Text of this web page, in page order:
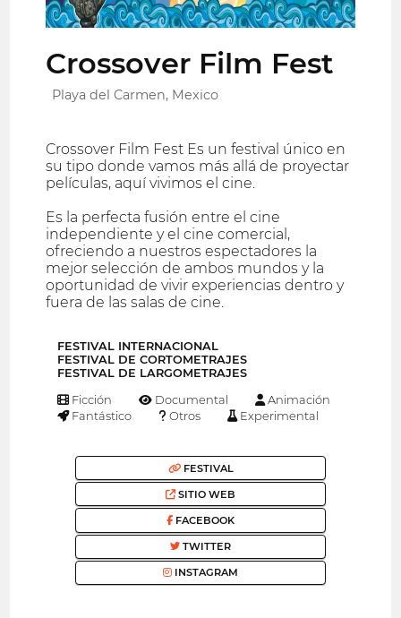
Crossover Film Fest
Playa del Carmen, Mexico
Crossover Film Fest Es un festival único en
su tipo donde vamos más allá de proyectar
películas, aquí vivimos el cine.
Es la perfecta fusión entre el cine
independiente y el cine comercial,
ofreciendo a nuestros espectadores la
mejor selección de ambos mundos y la
oportunidad de vivir experiencias dentro y
fuera de las salas de cine.
FESTIVAL INTERNACIONAL
FESTIVAL DE CORTOMETRAJES
FESTIVAL DE LARGOMETRAJES
Ficción Documental
Animación
Fantástico
Otros Experimental
FESTIVAL
SITIO WEB
FACEBOOK
TWITTER
INSTAGRAM